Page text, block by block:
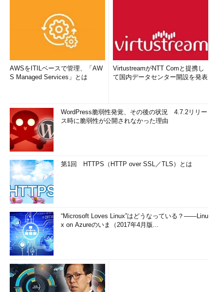
AWSをITILベースで管理、「AW
S Managed Services」とは
VirtustreamがNTT Comと提携し
て国内データセンター開設を発表
WordPress脆弱性発覚、その後の状況 4.7.2リリー
ス時に脆弱性が公開されなかった理由
第1回 HTTPS（HTTP over SSL／TLS）とは
“Microsoft Loves Linux”はどうなっている？――Linu
x on Azureのいま（2017年4月版...